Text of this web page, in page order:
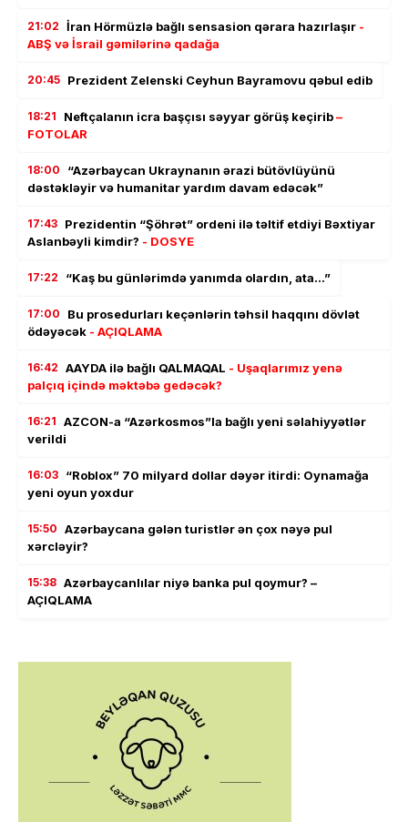
21:02 İran Hörmüzlə bağlı sensasion qərara hazırlaşır -
ABŞ və İsrail gəmilərinə qadağa
20:45 Prezident Zelenski Ceyhun Bayramovu qəbul edib
18:21 Neftçalanın icra başçısı səyyar görüş keçirib–
FOTOLAR
18:00
“Azərbaycan Ukraynanın ərazi bütövlüyünü
dəstəkləyir və humanitar yardım davam edəcək”
17:43 Prezidentin “Şöhrət” ordeni ilə təltif etdiyi Bəxtiyar
Aslanbəyli kimdir? - DOSYE
17:22 “Kaş bu günlərimdə yanımda olardın, ata…”
17:00
Bu prosedurları keçənlərin təhsil haqqını dövlət
ödəyəcək - AÇIQLAMA
16:42 AAYDA ilə bağlı QALMAQAL - Uşaqlarımız yenə
palçıq içində məktəbə gedəcək?
16:21 AZCON-a “Azərkosmos”la bağlı yeni səlahiyyətlər
verildi
16:03 “Roblox” 70 milyard dollar dəyər itirdi: Oynamağa
yeni oyun yoxdur
15:50 Azərbaycana gələn turistlər ən çox nəyə pul
xərcləyir?
15:38 Azərbaycanlılar niyə banka pul qoymur? –
AÇIQLAMA